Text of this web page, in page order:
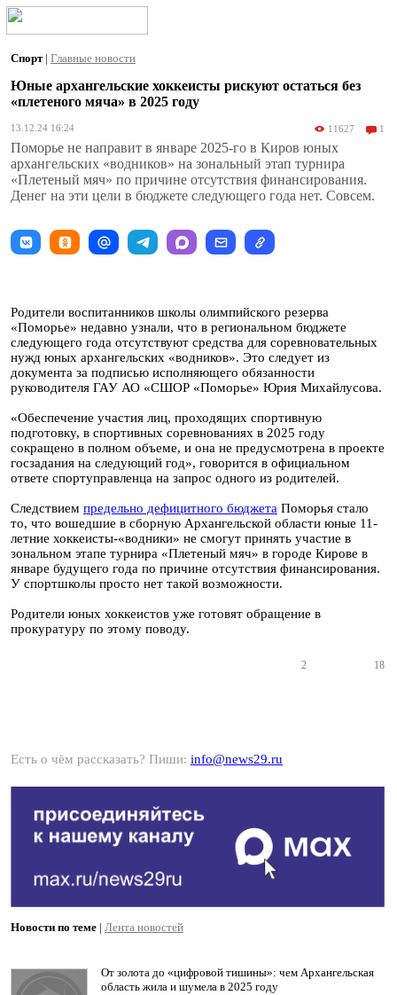
Спорт | Главные новости
Юные архангельские хоккеисты рискуют остаться без
«плетеного мяча» в 2025 году
13.12.24 16:24 11627 1
Поморье не направит в январе 2025-го в Киров юных
архангельских «водников» на зональный этап турнира
«Плетеный мяч» по причине отсутствия финансирования.
Денег на эти цели в бюджете следующего года нет. Совсем.
Родители воспитанников школы олимпийского резерва
«Поморье» недавно узнали, что в региональном бюджете
следующего года отсутствуют средства для соревновательных
нужд юных архангельских «водников». Это следует из
документа за подписью исполняющего обязанности
руководителя ГАУ АО «СШОР «Поморье» Юрия Михайлусова.
«Обеспечение участия лиц, проходящих спортивную
подготовку, в спортивных соревнованиях в 2025 году
сокращено в полном объеме, и она не предусмотрена в проекте
госзадания на следующий год», говорится в официальном
ответе спортуправленца на запрос одного из родителей.
Следствием предельно дефицитного бюджета Поморья стало
то, что вошедшие в сборную Архангельской области юные 11-
летние хоккеисты-«водники» не смогут принять участие в
зональном этапе турнира «Плетеный мяч» в городе Кирове в
январе будущего года по причине отсутствия финансирования.
У спортшколы просто нет такой возможности.
Родители юных хоккеистов уже готовят обращение в
прокуратуру по этому поводу.
2 18
Есть о чём рассказать? Пиши: info@news29.ru
Новости по теме | Лента новостей
От золота до «цифровой тишины»: чем Архангельская
область жила и шумела в 2025 году